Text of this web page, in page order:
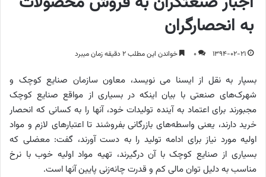
به انحصارگران
1394-02-21
0 خواندن این مطلب 2 دقیقه زمان میبرد
بسپار به نقل از ایسنا می نویسد، معاون سازمان صنایع کوچک و
شهرک‌های صنعتی با بیان اینکه در بسیاری از مواقع صنایع کوچک
مجبورند برای اعتماد به آینده تولیدات خود، آنها را به کسانی که انحصار
خرید دارند، یعنی واسطه‌های بازرگانی بفروشند تا اعتبارهای لازم و مواد
اولیه مورد نیاز برای ادامه تولید را به دست آورند، گفت: معضلی که
بسیاری از صنایع کوچک با آن درگیرند، تهیه مواد اولیه خوب با نرخ
مناسب به دلیل توان مالی کم و قدرت چانه‌زنی پایین آنها است.